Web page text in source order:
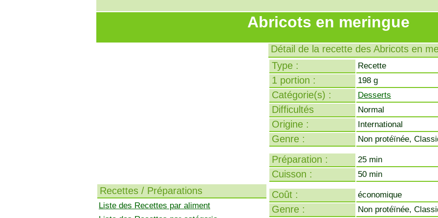
Abricots en meringue
Recettes / Préparations
Liste des Recettes par aliment
Détail de la recette des Abricots en
Type :
Recette
1 portion : 198 g
Catégorie(s) : Desserts
Difficultés Normal
Origine : International
Genre : Non protéïnée,
Préparation : 25 min
Cuisson : 50 min
Coût : économique
Genre : Non protéïnée,